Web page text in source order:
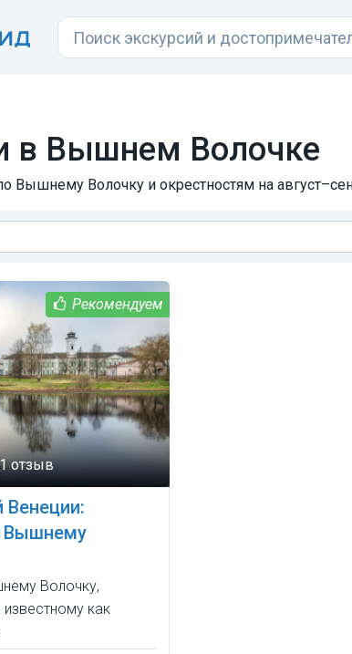
в Вышнем Волочке
Вышнему Волочку и окрестностям на
отзыв
Венеции:
Вышнему
Волочку,
как